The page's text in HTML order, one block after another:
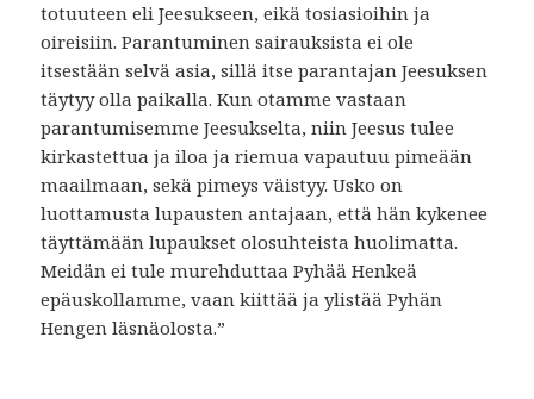
totuuteen eli Jeesukseen, eikä tosiasioihin ja
oireisiin. Parantuminen sairauksista ei ole
itsestään selvä asia, sillä itse parantajan Jeesuksen
täytyy olla paikalla. Kun otamme vastaan
parantumisemme Jeesukselta, niin Jeesus tulee
kirkastettua ja iloa ja riemua vapautuu pimeään
maailmaan, sekä pimeys väistyy. Usko on
luottamusta lupausten antajaan, että hän kykenee
täyttämään lupaukset olosuhteista huolimatta.
Meidän ei tule murehduttaa Pyhää Henkeä
epäuskollamme, vaan kiittää ja ylistää Pyhän
Hengen läsnäolosta.”